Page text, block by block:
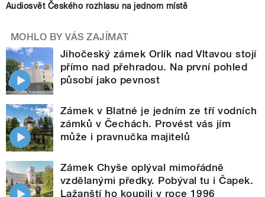
Audiosvět Českého rozhlasu na jednom místě
MOHLO BY VÁS ZAJÍMAT
Jihočeský zámek Orlík nad Vltavou stojí
přímo nad přehradou. Na první pohled
působí jako pevnost
Zámek v Blatné je jedním ze tří vodních
zámků v Čechách. Provést vás jím
může i pravnučka majitelů
Zámek Chyše oplýval mimořádně
vzdělanými předky. Pobýval tu i Čapek.
Lažanští ho koupili v roce 1996